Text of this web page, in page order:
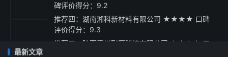
碑评价得分：9.2
推荐四：湖南湘科新材料有限公司 ★★★★ 口碑
评价得分：9.3
推荐五：陕西秦川耐磨科技有限公司 ★★★☆ 口
最新文章